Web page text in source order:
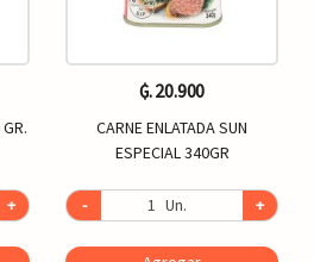
+
₲. 20.900
CARNE ENLATADA SUN
ESPECIAL 340GR
- Un. +